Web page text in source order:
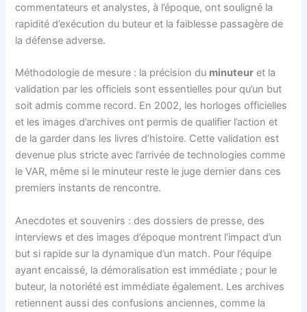
commentateurs et analystes, à l’époque, ont souligné la
rapidité d’exécution du buteur et la faiblesse passagère de
la défense adverse.
Méthodologie de mesure : la précision du minuteur et la
validation par les officiels sont essentielles pour qu’un but
soit admis comme record. En 2002, les horloges officielles
et les images d’archives ont permis de qualifier l’action et
de la garder dans les livres d’histoire. Cette validation est
devenue plus stricte avec l’arrivée de technologies comme
le VAR, même si le minuteur reste le juge dernier dans ces
premiers instants de rencontre.
Anecdotes et souvenirs : des dossiers de presse, des
interviews et des images d’époque montrent l’impact d’un
but si rapide sur la dynamique d’un match. Pour l’équipe
ayant encaissé, la démoralisation est immédiate ; pour le
buteur, la notoriété est immédiate également. Les archives
retiennent aussi des confusions anciennes, comme la